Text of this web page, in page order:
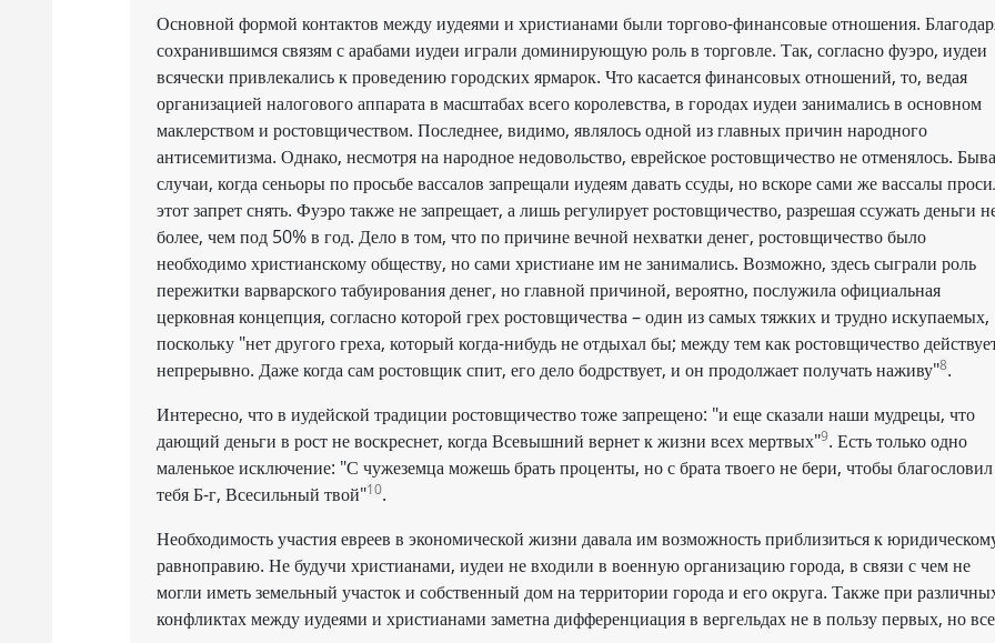
Основной формой контактов между иудеями и христианами были торгово-финансовые отношения.
сохранившимся связям с арабами иудеи играли доминирующую роль в торговле. Так, согласно фуэро, иудеи
всячески привлекались к проведению городских ярмарок. Что касается финансовых отношений, то, ведая
организацией налогового аппарата в масштабах всего королевства, в городах иудеи занимались в основном
маклерством и ростовщичеством. Последнее, видимо, являлось одной из главных причин народного
антисемитизма. Однако, несмотря на народное недовольство, еврейское ростовщичество не отменялось.
случаи, когда сеньоры по просьбе вассалов запрещали иудеям давать ссуды, но вскоре сами же вассалы
этот запрет снять. Фуэро также не запрещает, а лишь регулирует ростовщичество, разрешая ссужать деньги
более, чем под 50% в год. Дело в том, что по причине вечной нехватки денег, ростовщичество было
необходимо христианскому обществу, но сами христиане им не занимались. Возможно, здесь сыграли роль
пережитки варварского табуирования денег, но главной причиной, вероятно, послужила официальная
церковная концепция, согласно которой грех ростовщичества – один из самых тяжких и трудно искупаемых,
поскольку "нет другого греха, который когда-нибудь не отдыхал бы; между тем как ростовщичество
непрерывно. Даже когда сам ростовщик спит, его дело бодрствует, и он продолжает получать наживу"8.
Интересно, что в иудейской традиции ростовщичество тоже запрещено: "и еще сказали наши мудрецы, что
дающий деньги в рост не воскреснет, когда Всевышний вернет к жизни всех мертвых"9. Есть только одно
маленькое исключение: "С чужеземца можешь брать проценты, но с брата твоего не бери, чтобы благословил
тебя Б-г, Всесильный твой"10.
Необходимость участия евреев в экономической жизни давала им возможность приблизиться к
равноправию. Не будучи христианами, иудеи не входили в военную организацию города, в связи с чем не
могли иметь земельный участок и собственный дом на территории города и его округа. Также при
конфликтах между иудеями и христианами заметна дифференциация в вергельдах не в пользу первых, но